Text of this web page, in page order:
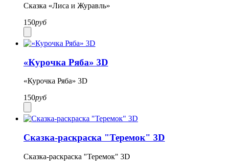
Сказка «Лиса и Журавль»
150руб
«Курочка Ряба» 3D
«Курочка Ряба» 3D
150руб
Сказка-раскраска "Теремок" 3D
Сказка-раскраска "Теремок" 3D